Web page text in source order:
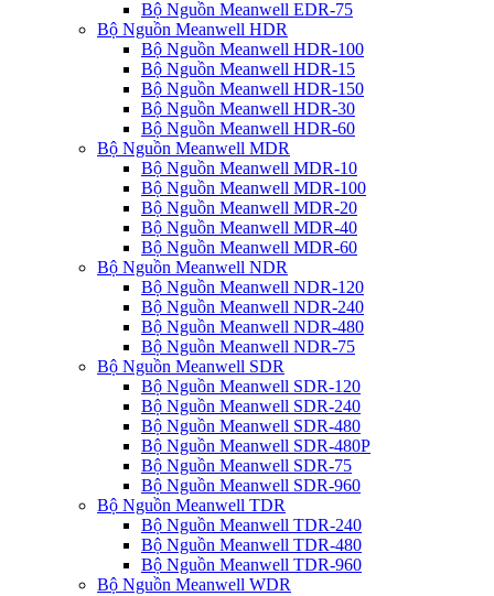
Bộ Nguồn Meanwell EDR-75
Bộ Nguồn Meanwell HDR
Bộ Nguồn Meanwell HDR-100
Bộ Nguồn Meanwell HDR-15
Bộ Nguồn Meanwell HDR-150
Bộ Nguồn Meanwell HDR-30
Bộ Nguồn Meanwell HDR-60
Bộ Nguồn Meanwell MDR
Bộ Nguồn Meanwell MDR-10
Bộ Nguồn Meanwell MDR-100
Bộ Nguồn Meanwell MDR-20
Bộ Nguồn Meanwell MDR-40
Bộ Nguồn Meanwell MDR-60
Bộ Nguồn Meanwell NDR
Bộ Nguồn Meanwell NDR-120
Bộ Nguồn Meanwell NDR-240
Bộ Nguồn Meanwell NDR-480
Bộ Nguồn Meanwell NDR-75
Bộ Nguồn Meanwell SDR
Bộ Nguồn Meanwell SDR-120
Bộ Nguồn Meanwell SDR-240
Bộ Nguồn Meanwell SDR-480
Bộ Nguồn Meanwell SDR-480P
Bộ Nguồn Meanwell SDR-75
Bộ Nguồn Meanwell SDR-960
Bộ Nguồn Meanwell TDR
Bộ Nguồn Meanwell TDR-240
Bộ Nguồn Meanwell TDR-480
Bộ Nguồn Meanwell TDR-960
Bộ Nguồn Meanwell WDR